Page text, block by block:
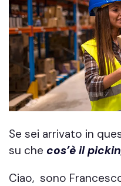
Se sei arrivato in
su che cos’è il
Ciao, sono